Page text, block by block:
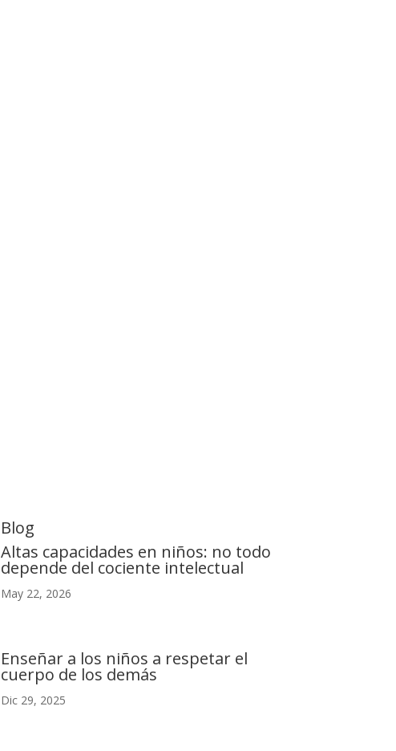
Blog
Altas capacidades en niños: no todo
depende del cociente intelectual
May 22, 2026
Enseñar a los niños a respetar el
cuerpo de los demás
Dic 29, 2025